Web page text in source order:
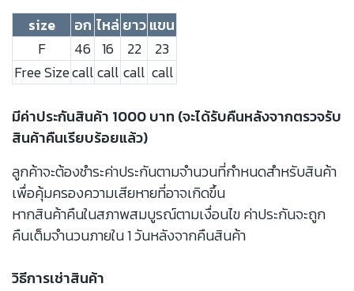
size อก ไหล่ ยาว แขน
F
46 16 22
23
Free Sizecallcall call call
มีค่าประกันสินค้า 1000 บาท (จะได้รับคืนหลังจากตรวจรับ
สินค้าคืนเรียบร้อยแล้ว)
ลูกค้าจะต้องชำระค่าประกันตามจำนวนที่กำหนดสำหรับสินค้า
เพื่อคุ้มครองความเสียหายที่อาจเกิดขึ้น
หากสินค้าคืนในสภาพสมบูรณ์ตามเงื่อนไข ค่าประกันจะถูก
คืนเต็มจำนวนภายใน 1 วันหลังจากคืนสินค้า
วิธีการเช่าสินค้า